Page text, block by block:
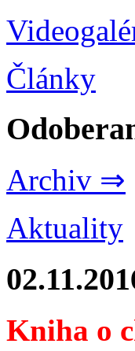
Články
Archiv ⇒
Aktuality
Kniha o